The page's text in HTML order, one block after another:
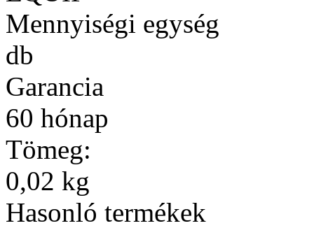
Mennyiségi egység
db
Garancia
60 hónap
Tömeg:
0,02 kg
Hasonló termékek